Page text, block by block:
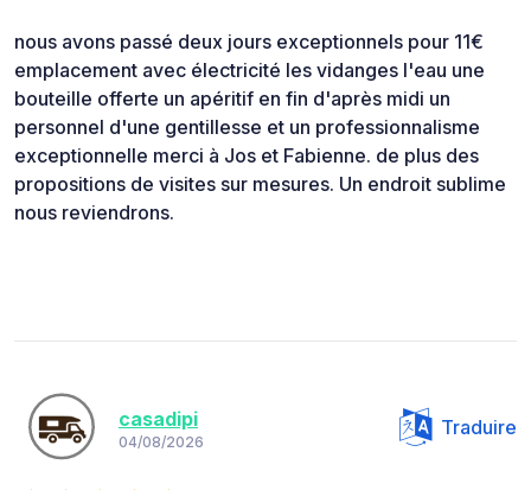
nous avons passé deux jours exceptionnels pour 11€
emplacement avec électricité les vidanges l'eau une
bouteille offerte un apéritif en fin d'après midi un
personnel d'une gentillesse et un professionnalisme
exceptionnelle merci à Jos et Fabienne. de plus des
propositions de visites sur mesures. Un endroit sublime
nous reviendrons.
casadipi
04/08/2026
Traduire